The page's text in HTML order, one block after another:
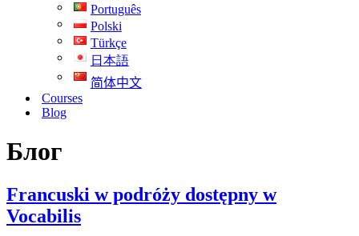
Português
Polski
Türkçe
日本語
简体中文
Courses
Blog
Блог
Francuski w podróży dostępny w
Vocabilis